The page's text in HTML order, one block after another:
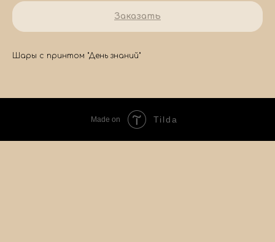
Заказать
Шары с принтом "День знаний"
Made on Tilda